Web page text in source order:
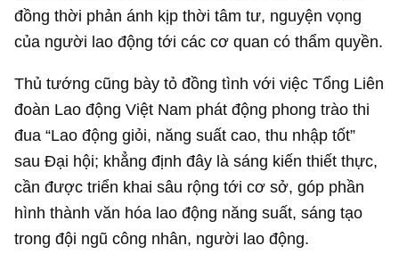
đồng thời phản ánh kịp thời tâm tư, nguyện vọng
của người lao động tới các cơ quan có thẩm quyền.
Thủ tướng cũng bày tỏ đồng tình với việc Tổng Liên
đoàn Lao động Việt Nam phát động phong trào thi
đua “Lao động giỏi, năng suất cao, thu nhập tốt”
sau Đại hội; khẳng định đây là sáng kiến thiết thực,
cần được triển khai sâu rộng tới cơ sở, góp phần
hình thành văn hóa lao động năng suất, sáng tạo
trong đội ngũ công nhân, người lao động.